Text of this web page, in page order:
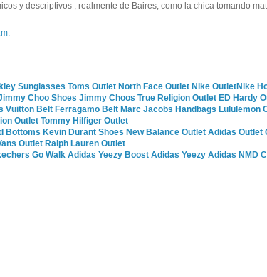
y descriptivos , realmente de Baires, como la chica tomando
Sunglasses Toms Outlet North Face Outlet Nike OutletNike
Choo Shoes Jimmy Choos True Religion Outlet ED Hardy
Vuitton Belt Ferragamo Belt Marc Jacobs Handbags Lululemon
Outlet Tommy Hilfiger Outlet
Bottoms Kevin Durant Shoes New Balance Outlet Adidas Outlet
Outlet Ralph Lauren Outlet
Go Walk Adidas Yeezy Boost Adidas Yeezy Adidas NMD